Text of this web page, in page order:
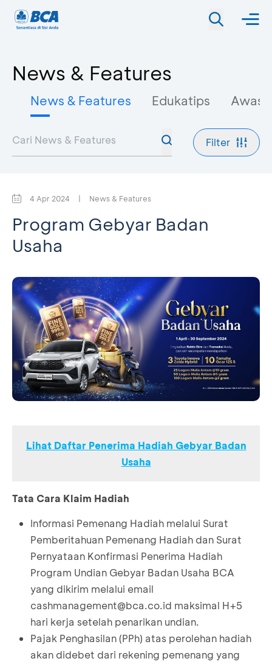
News & Features
News & Features Edukatips Awas
Filter
4 Apr 2024 | News & Features
Program Gebyar Badan
Usaha
Lihat Daftar Penerima Hadiah Gebyar Badan
Usaha
Tata Cara Klaim Hadiah
Informasi Pemenang Hadiah melalui Surat
Pemberitahuan Pemenang Hadiah dan Surat
Pernyataan Konfirmasi Penerima Hadiah
Program Undian Gebyar Badan Usaha BCA
yang dikirim melalui email
cashmanagement@bca.co.id maksimal H+5
hari kerja setelah penarikan undian.
Pajak Penghasilan (PPh) atas perolehan hadiah
akan didebet dari rekening pemenang yang